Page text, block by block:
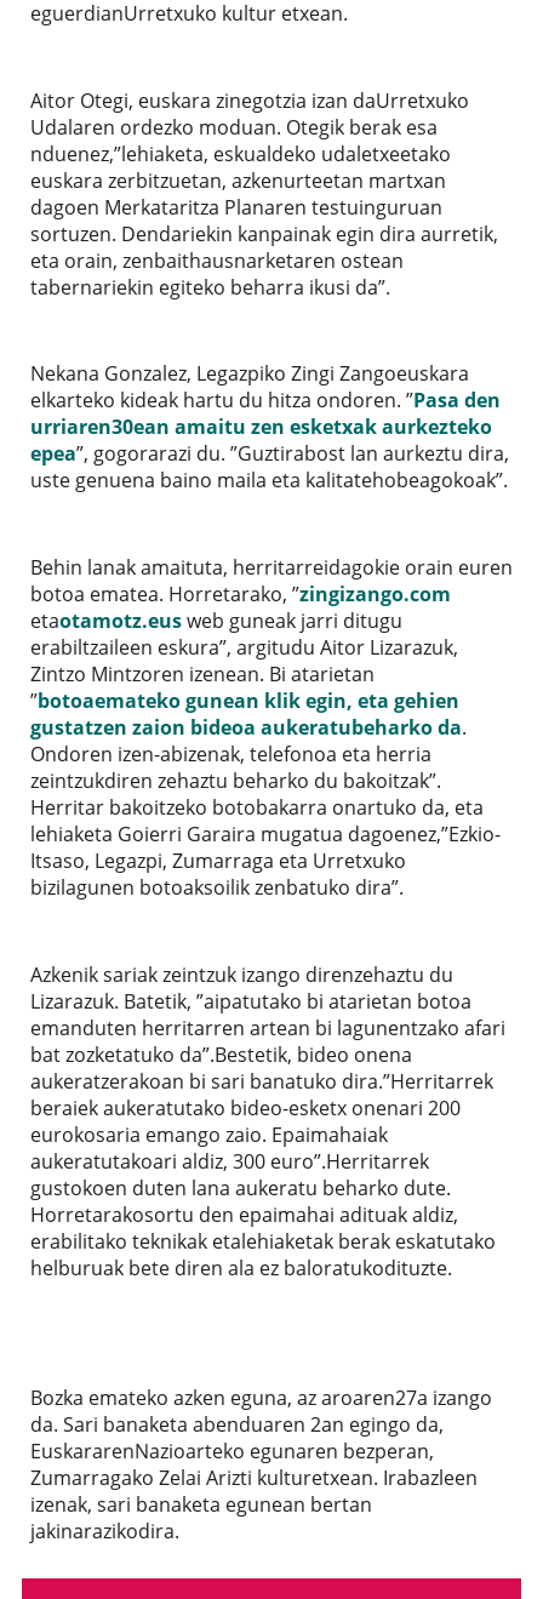
eguerdianUrretxuko kultur etxean.
Aitor Otegi, euskara zinegotzia izan daUrretxuko
Udalaren ordezko moduan. Otegik berak esa
nduenez,”lehiaketa, eskualdeko udaletxeetako
euskara zerbitzuetan, azkenurteetan martxan
dagoen Merkataritza Planaren testuinguruan
sortuzen. Dendariekin kanpainak egin dira aurretik,
eta orain, zenbaithausnarketaren ostean
tabernariekin egiteko beharra ikusi da”.
Nekana Gonzalez, Legazpiko Zingi Zangoeuskara
elkarteko kideak hartu du hitza ondoren. ”Pasa den
urriaren30ean amaitu zen esketxak aurkezteko
epea”, gogorarazi du. ”Guztirabost lan aurkeztu dira,
uste genuena baino maila eta kalitatehobeagokoak”.
Behin lanak amaituta, herritarreidagokie orain euren
botoa ematea. Horretarako, ”zingizango.com
etaotamotz.eusweb guneak jarri ditugu
erabiltzaileen eskura”, argitudu Aitor Lizarazuk,
Zintzo Mintzoren izenean. Bi atarietan
”botoaemateko gunean klik egin, eta gehien
gustatzen zaion bideoa aukeratubeharko da.
Ondoren izen-abizenak, telefonoa eta herria
zeintzukdiren zehaztu beharko du bakoitzak”.
Herritar bakoitzeko botobakarra onartuko da, eta
lehiaketa Goierri Garaira mugatua dagoenez,”Ezkio-
Itsaso, Legazpi, Zumarraga eta Urretxuko
bizilagunen botoaksoilik zenbatuko dira”.
Azkenik sariak zeintzuk izango direnzehaztu du
Lizarazuk. Batetik, ”aipatutako bi atarietan botoa
emanduten herritarren artean bi lagunentzako afari
bat zozketatuko da”.Bestetik, bideo onena
aukeratzerakoan bi sari banatuko dira.”Herritarrek
beraiek aukeratutako bideo-esketx onenari 200
eurokosaria emango zaio. Epaimahaiak
aukeratutakoari aldiz, 300 euro”.Herritarrek
gustokoen duten lana aukeratu beharko dute.
Horretarakosortu den epaimahai adituak aldiz,
erabilitako teknikak etalehiaketak berak eskatutako
helburuak bete diren ala ez baloratukodituzte.
Bozka emateko azken eguna, az aroaren27a izango
da. Sari banaketa abenduaren 2an egingo da,
EuskararenNazioarteko egunaren bezperan,
Zumarragako Zelai Arizti kulturetxean. Irabazleen
izenak, sari banaketa egunean bertan
jakinarazikodira.